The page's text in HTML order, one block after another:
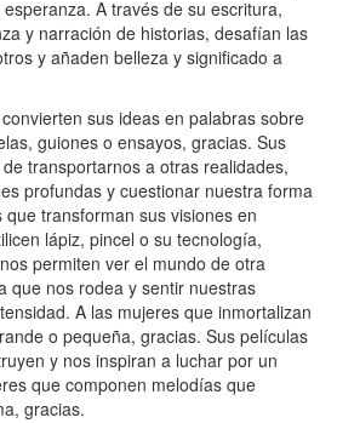
A través de su escritura,
y narración de historias, desafían las
y añaden belleza y significado a
sus ideas en palabras sobre
guiones o ensayos, gracias. Sus
transportarnos a otras realidades,
profundas y cuestionar nuestra forma
transforman sus visiones en
lápiz, pincel o su tecnología,
permiten ver el mundo de otra
que nos rodea y sentir nuestras
A las mujeres que inmortalizan
o pequeña, gracias. Sus películas
y nos inspiran a luchar por un
que componen melodías que
gracias.